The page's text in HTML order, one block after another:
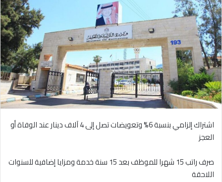
اشتراك إلزامي بنسبة 6% وتعويضات تصل إلى 4 آلاف دينار عند الوفاة أو
العجز
صرف راتب 15 شهرا للموظف بعد 15 سنة خدمة ومزايا إضافية للسنوات
اللاحقة